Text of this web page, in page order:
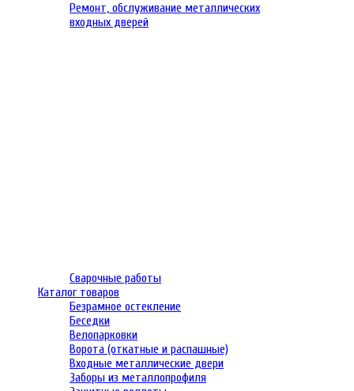
Ремонт, обслуживание металлических
входных дверей
Сварочные работы
Каталог товаров
Безрамное остекление
Беседки
Велопарковки
Ворота (откатные и распашные)
Входные металлические двери
Заборы из металлопрофиля